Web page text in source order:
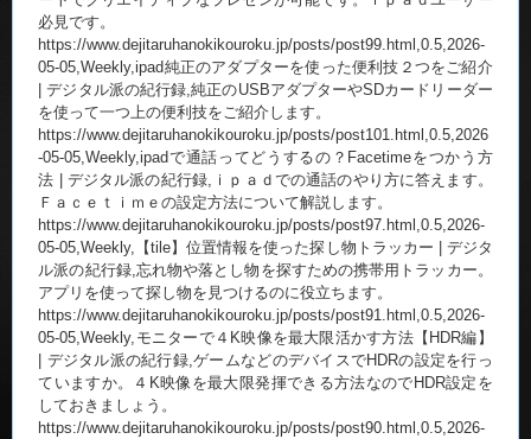
必見です。
https://www.dejitaruhanokikouroku.jp/posts/post99.html,0.5,2026-
05-05,Weekly,ipad純正のアダプターを使った便利技２つをご紹介
| デジタル派の紀行録,純正のUSBアダプターやSDカードリーダー
を使って一つ上の便利技をご紹介します。
https://www.dejitaruhanokikouroku.jp/posts/post101.html,0.5,2026
-05-05,Weekly,ipadで通話ってどうするの？Facetimeをつかう方
法 | デジタル派の紀行録,ｉｐａｄでの通話のやり方に答えます。
Ｆａｃｅｔｉｍｅの設定方法について解説します。
https://www.dejitaruhanokikouroku.jp/posts/post97.html,0.5,2026-
05-05,Weekly,【tile】位置情報を使った探し物トラッカー | デジタ
ル派の紀行録,忘れ物や落とし物を探すための携帯用トラッカー。
アプリを使って探し物を見つけるのに役立ちます。
https://www.dejitaruhanokikouroku.jp/posts/post91.html,0.5,2026-
05-05,Weekly,モニターで４K映像を最大限活かす方法【HDR編】
| デジタル派の紀行録,ゲームなどのデバイスでHDRの設定を行っ
ていますか。４K映像を最大限発揮できる方法なのでHDR設定を
しておきましょう。
https://www.dejitaruhanokikouroku.jp/posts/post90.html,0.5,2026-